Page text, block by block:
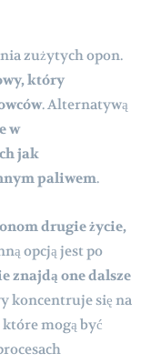
zużytych opon.
który
. Alternatywą
w
jak
paliwem.
drugie życie,
opcją jest po
znajdą one dalsze
koncentruje się na
mogą być